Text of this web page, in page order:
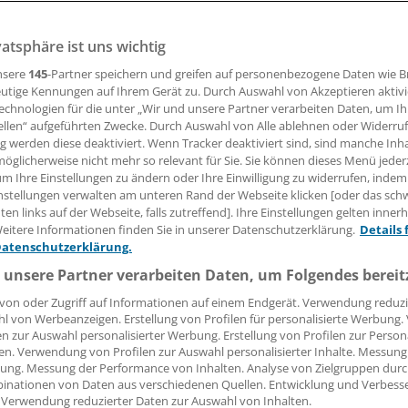
11:55 Uhr
dem Alter von 55 Jahren haben GKV-Versicherte ja
Darmkrebs-Früherkennung. Eine Studie vom Deutschen
(DKFZ), der AOK Baden-Württemberg, der
legt nahe, diese Altersgrenze zu senken: Die
schon ab 50 Jahren sinnvoll, besonders für Männer,
Versicherte der AOK Baden-Württemberg zwischen 50
2014 und 2015 zu einer Darmspiegelung
Personen, die in den Jahren zuvor keine
nicht an Krebs erkrankt und in das Hausarzt- oder
ist uns wichtig
145-Partner speichern und greifen auf personenbezogene Daten wie
Kennungen auf Ihrem Gerät zu. Durch Auswahl von Akzeptieren
für die unter „Wir und unsere Partner verarbeiten Daten, um
aufgeführten Zwecke. Durch Auswahl von Alle ablehnen oder
werden diese deaktiviert. Wenn Tracker deaktiviert sind, sind manche
nicht mehr so relevant für Sie. Sie können dieses Menü
Ihre Einstellungen zu ändern oder Ihre Einwilligung zu widerrufen, indem
verwalten am unteren Rand der Webseite klicken [oder das
links auf der Webseite, falls zutreffend]. Ihre Einstellungen gelten
Informationen finden Sie in unserer Datenschutzerklärung. Details
Partner verarbeiten Daten, um Folgendes
oder Zugriff auf Informationen auf einem Endgerät. Verwendung
von Werbeanzeigen. Erstellung von Profilen für personalisierte
zur Auswahl personalisierter Werbung. Erstellung von Profilen zur
Verwendung von Profilen zur Auswahl personalisierter Inhalte.
Messung der Performance von Inhalten. Analyse von Zielgruppen
von Daten aus verschiedenen Quellen. Entwicklung und
reduzierter Daten zur Auswahl von Inhalten.